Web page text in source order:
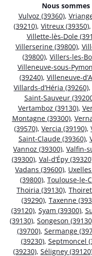
Nous
Vulvoz (39360),
(39210), Vitreux (39350),
Villette-lès-Dole
Villerserine (39800),
(39800), Villers-les-
Villeneuve-sous-
(39240), Villeneuve-
Villards-d’Héria (39260),
Saint-Sauveur
Vertamboz (39130),
Montagne (39300),
(39570), Vercia (39190),
Saint-Claude (39360),
Vannoz (39300), Valfin-
(39300), Val-d’Épy
Vadans (39600),
(39800), Toulouse-le-
Thoiria (39130),
(39290), Taxenne
(39120), Syam (39300),
(39130), Songeson
(39700), Sermange
(39230), Septmoncel
(39230), Séligney